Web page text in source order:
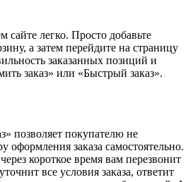
сайте легко. Просто добавьте
а затем перейдите на страницу
заказанных позиций и
заказ» или «Быстрый заказ».
позволяет покупателю не
оформления заказа самостоятельно.
короткое время вам перезвонит
все условия заказа, ответит